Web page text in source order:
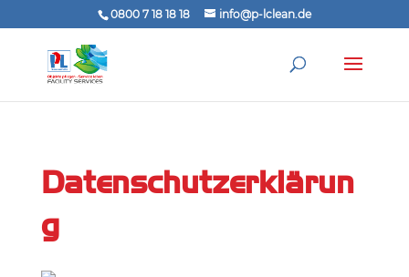
0800 7 18 18 18 info@p-lclean.de
Datenschutzerklärun
g